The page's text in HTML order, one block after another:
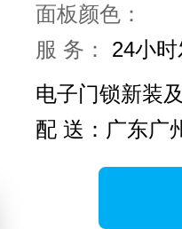
面板颜色：
服 务：
24小
电子门锁新装
配 送：广东广